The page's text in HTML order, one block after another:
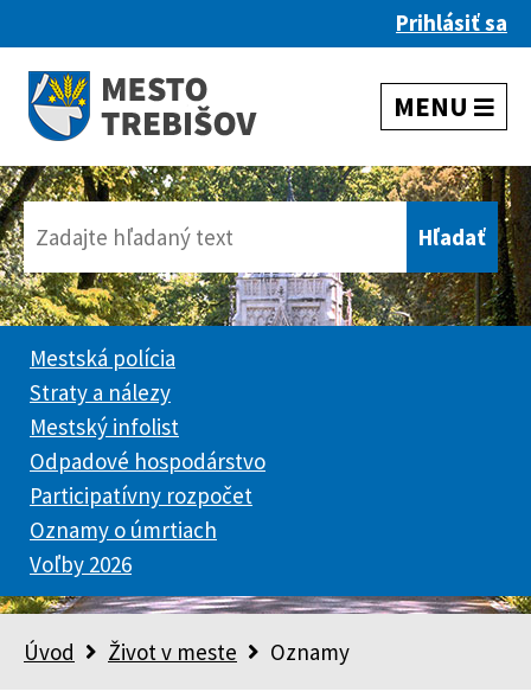
Prihlásiť sa
Mestská polícia
Straty a nálezy
Mestský infolist
Odpadové hospodárstvo
Participatívny rozpočet
Oznamy o úmrtiach
Voľby 2026
Úvod Život v meste Oznamy